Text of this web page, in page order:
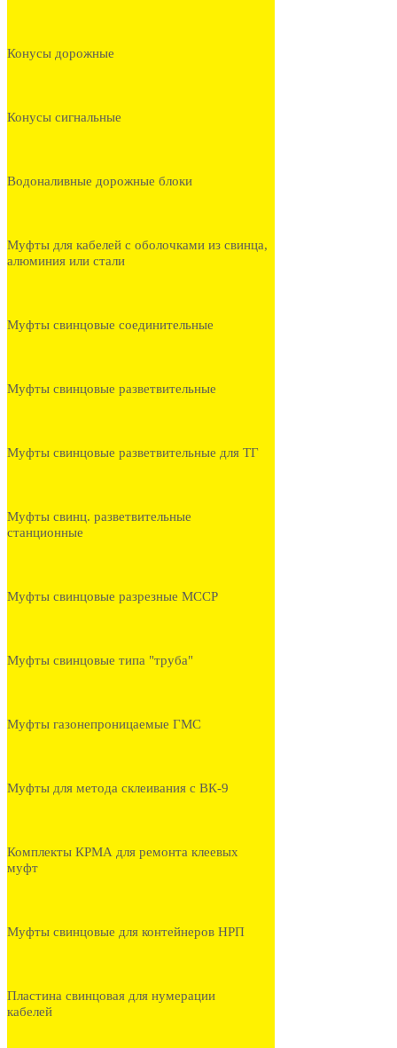
Конусы дорожные
Конусы сигнальные
Водоналивные дорожные блоки
Муфты для кабелей с оболочками из свинца,
алюминия или стали
Муфты свинцовые соединительные
Муфты свинцовые разветвительные
Муфты свинцовые разветвительные для ТГ
Муфты свинц. разветвительные
станционные
Муфты свинцовые разрезные МССР
Муфты свинцовые типа "труба"
Муфты газонепроницаемые ГМС
Муфты для метода склеивания с ВК-9
Комплекты КРМА для ремонта клеевых
муфт
Муфты свинцовые для контейнеров НРП
Пластина свинцовая для нумерации
кабелей